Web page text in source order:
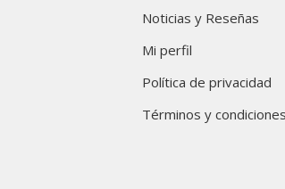
Noticias y Reseñas
Mi perfil
Política de privacidad
Términos y condiciones